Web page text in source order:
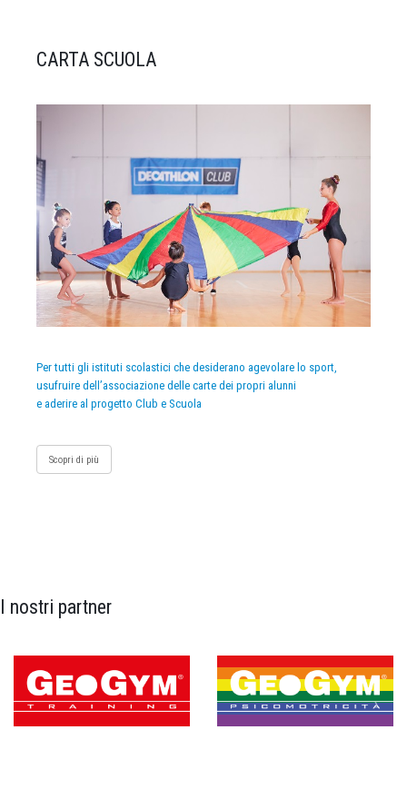
CARTA SCUOLA
Per tutti gli istituti scolastici che desiderano agevolare lo sport,
usufruire dell’associazione delle carte dei propri alunni
e aderire al progetto Club e Scuola
Scopri di più
I nostri partner